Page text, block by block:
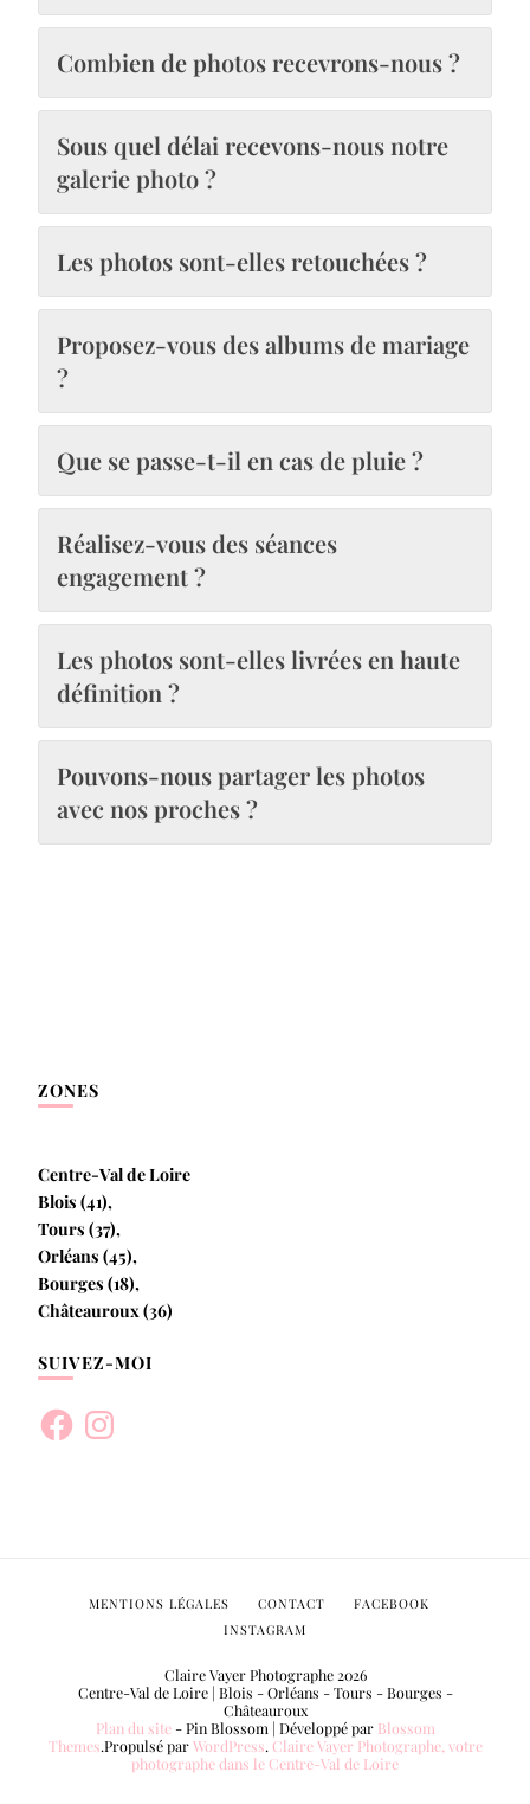
Combien de photos recevrons-nous ?
Sous quel délai recevons-nous notre
galerie photo ?
Les photos sont-elles retouchées ?
Proposez-vous des albums de mariage
?
Que se passe-t-il en cas de pluie ?
Réalisez-vous des séances
engagement ?
Les photos sont-elles livrées en haute
définition ?
Pouvons-nous partager les photos
avec nos proches ?
ZONES
Centre-Val de Loire
Blois (41),
Tours (37),
Orléans (45),
Bourges (18),
Châteauroux (36)
SUIVEZ-MOI
FacebookInstagram
Claire Vayer Photographe 2026
Centre-Val de Loire | Blois - Orléans - Tours - Bourges -
Châteauroux
Plan du site-Pin Blossom | Développé par Blossom
Themes.Propulsé parWordPress. Claire Vayer Photographe, votre
photographe dans le Centre-Val de Loire
MENTIONS LÉGALES CONTACT
FACEBOOK
INSTAGRAM